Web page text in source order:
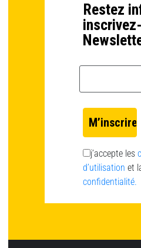
Restez
j’accepte les
d’utilisation et
confidentialité.